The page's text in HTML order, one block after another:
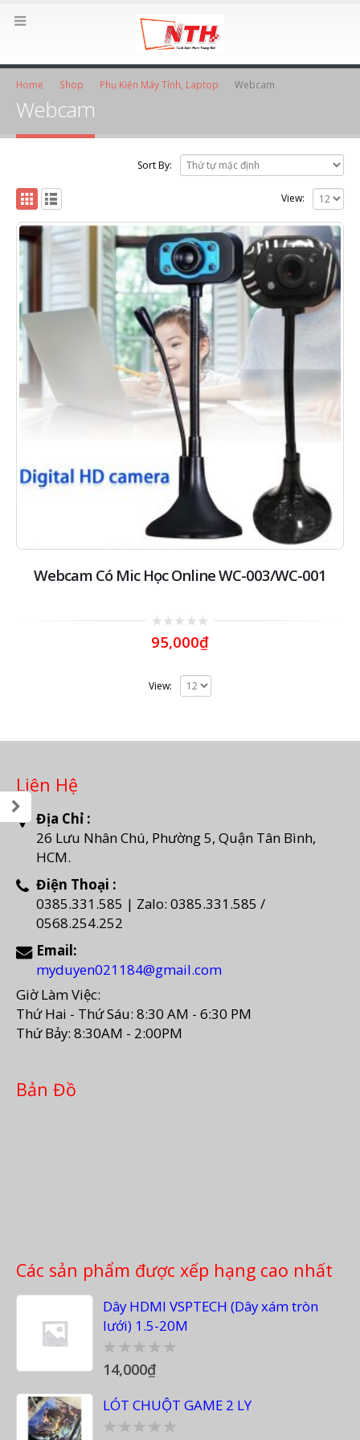
Home Shop Phụ Kiện Máy Tính, Laptop Webcam
Webcam
Sort By:
View:
Webcam Có Mic Học Online WC-003/WC-001
0
out
95,000₫
View:
Liên Hệ
Địa Chỉ :
26 Lưu Nhân Chú, Phường 5, Quận Tân Bình,
HCM.
Điện Thoại :
0385.331.585 | Zalo: 0385.331.585 /
0568.254.252
Email:
myduyen021184@gmail.com
Giờ Làm Việc:
Thứ Hai - Thứ Sáu: 8:30 AM - 6:30 PM
Thứ Bảy: 8:30AM - 2:00PM
Bản Đồ
Các sản phẩm được xếp hạng cao nhất
Dây HDMI VSPTECH (Dây xám tròn
lưới) 1.5-20M
0
out
5
14,000₫
LÓT CHUỘT GAME 2 LY